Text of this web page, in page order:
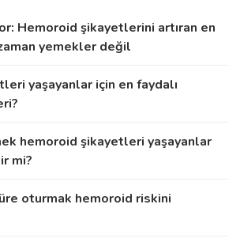
Hemoroid şikayetlerini artıran en
yemekler değil
yaşayanlar için en faydalı
hemoroid şikayetleri yaşayanlar
mi?
oturmak hemoroid riskini